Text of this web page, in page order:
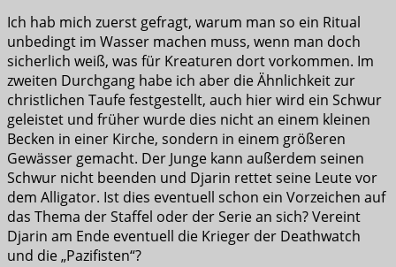
Ich hab mich zuerst gefragt, warum man so ein Ritual
unbedingt im Wasser machen muss, wenn man doch
sicherlich weiß, was für Kreaturen dort vorkommen. Im
zweiten Durchgang habe ich aber die Ähnlichkeit zur
christlichen Taufe festgestellt, auch hier wird ein Schwur
geleistet und früher wurde dies nicht an einem kleinen
Becken in einer Kirche, sondern in einem größeren
Gewässer gemacht. Der Junge kann außerdem seinen
Schwur nicht beenden und Djarin rettet seine Leute vor
dem Alligator. Ist dies eventuell schon ein Vorzeichen auf
das Thema der Staffel oder der Serie an sich? Vereint
Djarin am Ende eventuell die Krieger der Deathwatch
und die „Pazifisten“?